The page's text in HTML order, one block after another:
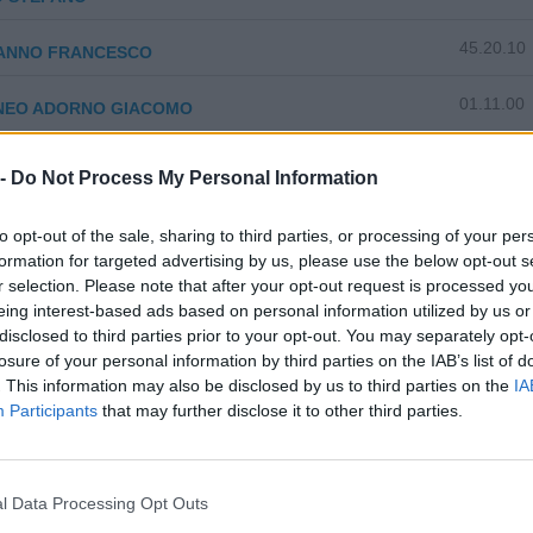
Do Not Process My Personal Information
opt-out of the sale, sharing to third parties, or processing of your
for targeted advertising by us, please use the below opt-out
selection. Please note that after your opt-out request is processed
interest-based ads based on personal information utilized by us
to third parties prior to your opt-out. You may separately
of your personal information by third parties on the IAB’s list of
This information may also be disclosed by us to third parties on the
Participants that may further disclose it to other third parties.
Data Processing Opt Outs
FRANCESCO 45.20.10
ADORNO GIACOMO 01.11.00
tutti i comuni della provincia di
Castelnuovo Scrivia (82)